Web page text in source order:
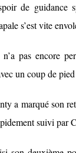
de guidance
s’est vite
pas encore
un coup de
a marqué son
suivi par